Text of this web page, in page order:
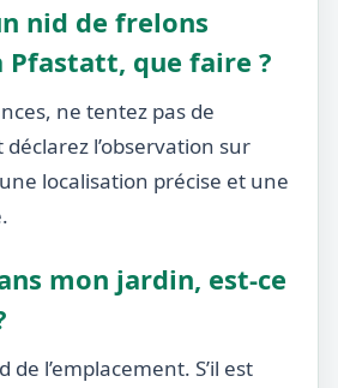
nid de frelons
Pfastatt, que faire ?
ne tentez pas de
l’observation sur
localisation précise et une
mon jardin, est-ce
de l’emplacement. S’il est